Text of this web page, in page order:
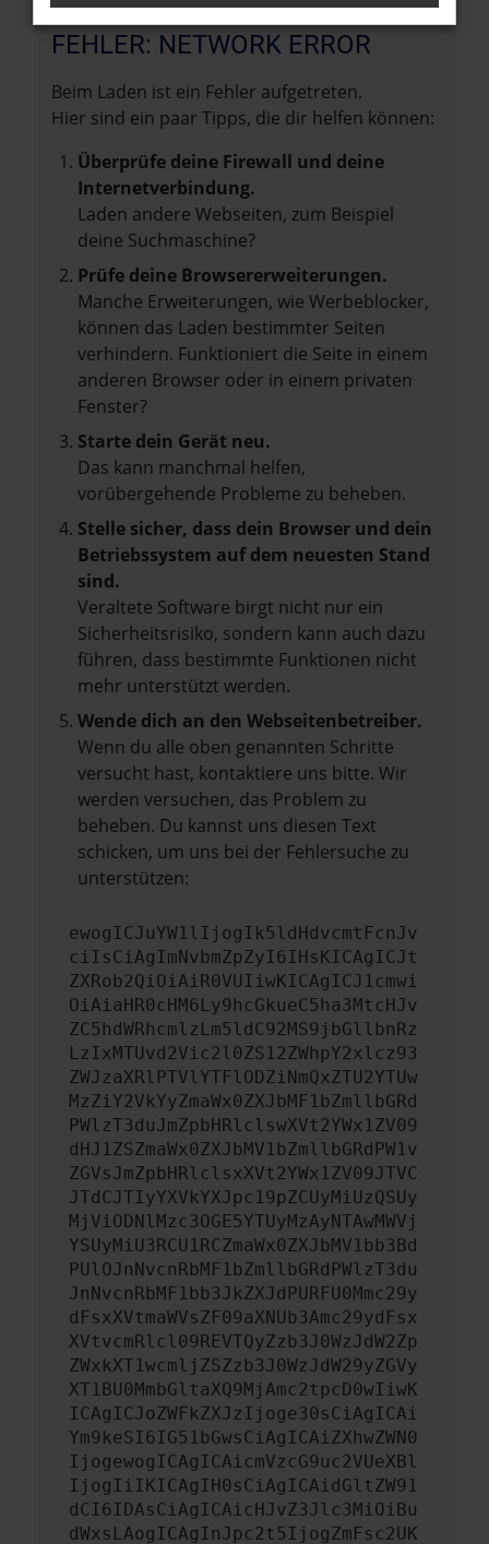
FEHLER: NETWORK ERROR
Beim Laden ist ein Fehler aufgetreten.
Hier sind ein paar Tipps, die dir helfen können:
Überprüfe deine Firewall und deine
Internetverbindung.
Laden andere Webseiten, zum Beispiel
deine Suchmaschine?
Prüfe deine Browsererweiterungen.
Manche Erweiterungen, wie Werbeblocker,
können das Laden bestimmter Seiten
verhindern. Funktioniert die Seite in einem
anderen Browser oder in einem privaten
Fenster?
Starte dein Gerät neu.
Das kann manchmal helfen,
vorübergehende Probleme zu beheben.
Stelle sicher, dass dein Browser und dein
Betriebssystem auf dem neuesten Stand
sind.
Veraltete Software birgt nicht nur ein
Sicherheitsrisiko, sondern kann auch dazu
führen, dass bestimmte Funktionen nicht
mehr unterstützt werden.
Wende dich an den Webseitenbetreiber.
Wenn du alle oben genannten Schritte
versucht hast, kontaktiere uns bitte. Wir
werden versuchen, das Problem zu
beheben. Du kannst uns diesen Text
schicken, um uns bei der Fehlersuche zu
unterstützen:
ewogICJuYW1lIjogIk5ldHdvcmtFcnJv
ciIsCiAgImNvbmZpZyI6IHsKICAgICJt
ZXRob2QiOiAiR0VUIiwKICAgICJ1cmwi
OiAiaHR0cHM6Ly9hcGkueC5ha3MtcHJv
ZC5hdWRhcmlzLm5ldC92MS9jbGllbnRz
LzIxMTUvd2Vic2l0ZS12ZWhpY2xlcz93
ZWJzaXRlPTVlYTFlODZiNmQxZTU2YTUw
MzZiY2VkYyZmaWx0ZXJbMF1bZmllbGRd
PWlzT3duJmZpbHRlclswXVt2YWx1ZV09
dHJ1ZSZmaWx0ZXJbMV1bZmllbGRdPW1v
ZGVsJmZpbHRlclsxXVt2YWx1ZV09JTVC
JTdCJTIyYXVkYXJpc19pZCUyMiUzQSUy
MjViODNlMzc3OGE5YTUyMzAyNTAwMWVj
YSUyMiU3RCU1RCZmaWx0ZXJbMV1bb3Bd
PUlOJnNvcnRbMF1bZmllbGRdPWlzT3du
JnNvcnRbMF1bb3JkZXJdPURFU0Mmc29y
dFsxXVtmaWVsZF09aXNUb3Amc29ydFsx
XVtvcmRlcl09REVTQyZzb3J0WzJdW2Zp
ZWxkXT1wcmljZSZzb3J0WzJdW29yZGVy
XT1BU0MmbGltaXQ9MjAmc2tpcD0wIiwK
ICAgICJoZWFkZXJzIjoge30sCiAgICAi
Ym9keSI6IG51bGwsCiAgICAiZXhwZWN0
IjogewogICAgICAicmVzcG9uc2VUeXBl
IjogIiIKICAgIH0sCiAgICAidGltZW91
dCI6IDAsCiAgICAicHJvZ3Jlc3MiOiBu
dWxsLAogICAgInJpc2t5IjogZmFsc2UK